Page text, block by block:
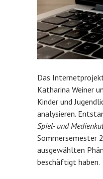
Das
Katharina Weiner
Kinder und
analysieren.
Spiel- und
Sommersemester
ausgewählten
beschäftigt haben.